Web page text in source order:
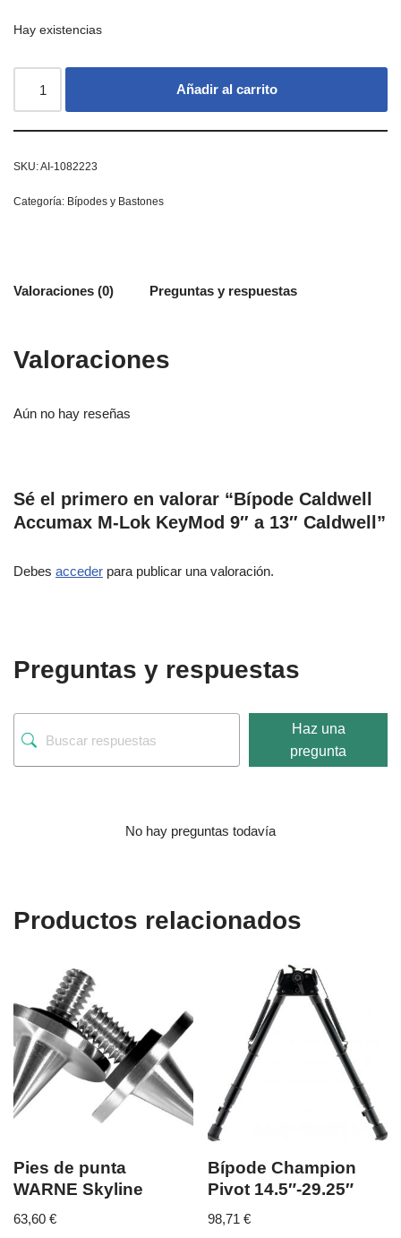
Hay existencias
Añadir al carrito
SKU:AI-1082223
Categoría: Bípodes y Bastones
Valoraciones (0) Preguntas y respuestas
Valoraciones
Aún no hay reseñas
Sé el primero en valorar “Bípode Caldwell
Accumax M-Lok KeyMod 9″ a 13″ Caldwell”
Debes acceder para publicar una valoración.
Preguntas y respuestas
Haz una
pregunta
No hay preguntas todavía
Productos relacionados
Pies de punta
WARNE Skyline
63,60 €
Bípode Champion
Pivot 14.5″-29.25″
98,71€